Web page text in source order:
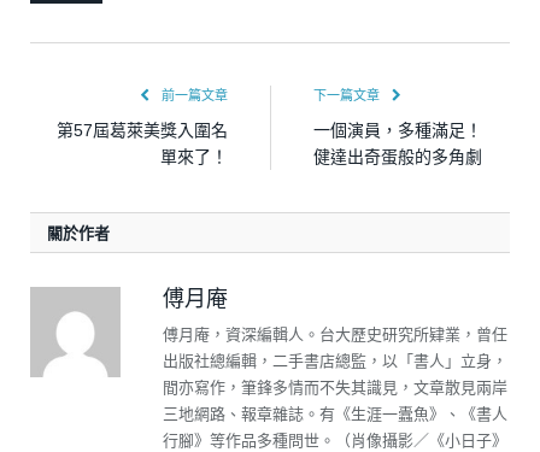
前一篇文章
第57屆葛萊美獎入圍名
單來了！
下一篇文章
一個演員，多種滿足！
健達出奇蛋般的多角劇
關於作者
傅月庵
傅月庵，資深編輯人。台大歷史研究所肄業，曾任
出版社總編輯，二手書店總監，以「書人」立身，
間亦寫作，筆鋒多情而不失其識見，文章散見兩岸
三地網路、報章雜誌。有《生涯一蠹魚》、《書人
行腳》等作品多種問世。（肖像攝影／《小日子》